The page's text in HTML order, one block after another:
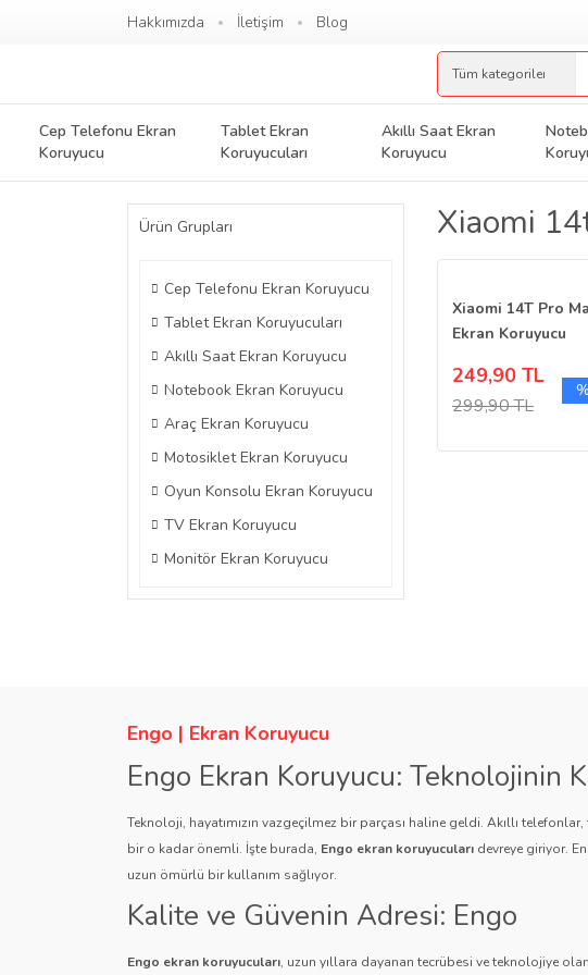
Hakkımızda İletişim Blog
Cep Telefonu Ekran
Koruyucu
Tablet Ekran
Koruyucuları
Akıllı Saat Ekran
Koruyucu
Ürün Grupları
Cep Telefonu Ekran Koruyucu
Tablet Ekran Koruyucuları
Akıllı Saat Ekran Koruyucu
Notebook Ekran Koruyucu
Araç Ekran Koruyucu
Motosiklet Ekran Koruyucu
Oyun Konsolu Ekran Koruyucu
TV Ekran Koruyucu
Monitör Ekran Koruyucu
Xiaomi
Xiaomi 14T Pro
Ekran Koruyucu
Şeffaf
249,90 TL
299,90 TL
Engo | Ekran Koruyucu
Engo Ekran Koruyucu: Teknolojinin
Teknoloji, hayatımızın vazgeçilmez bir parçası haline geldi. Akıllı
bir o kadar önemli. İşte burada, Engo ekran koruyucuları devreye giriyor.
uzun ömürlü bir kullanım sağlıyor.
Kalite ve Güvenin Adresi: Engo
Engo ekran koruyucuları, uzun yıllara dayanan tecrübesi ve teknolojiye